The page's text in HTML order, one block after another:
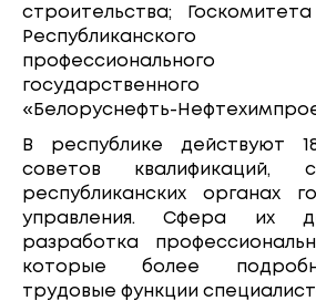
строительства;
Республиканского
профессионального
государственного
«Белоруснефть-
В республике действуют
советов квалификаций,
республиканских органах
управления. Сфера их
разработка
которые более
трудовые функции